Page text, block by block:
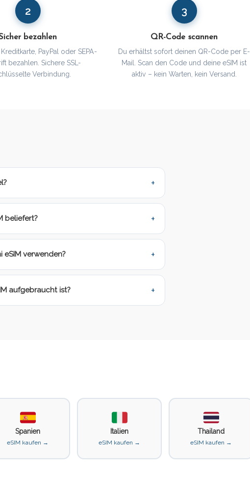
2
bezahlen
PayPal oder SEPA-
bezahlen. Sichere SSL-
Verbindung.
3
QR-Code scannen
Du erhältst sofort deinen QR-Code per E-
Mail. Scan den Code und deine eSIM ist
aktiv – kein Warten, kein Versand.
beliefert?
eSIM verwenden?
aufgebraucht ist?
Spanien
eSIM kaufen →
Italien
eSIM kaufen →
Thailand
eSIM kaufen →